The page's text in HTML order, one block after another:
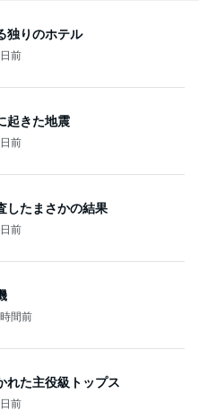
独りのホテル
前
起きた地震
前
したまさかの結果
前
間前
れた主役級トップス
前